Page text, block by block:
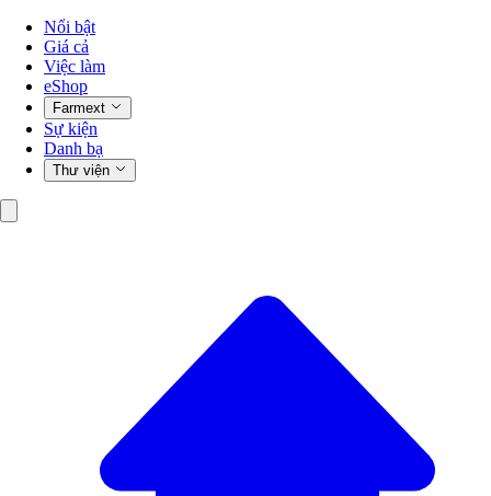
Nổi bật
Giá cả
Việc làm
eShop
Farmext
Sự kiện
Danh bạ
Thư viện